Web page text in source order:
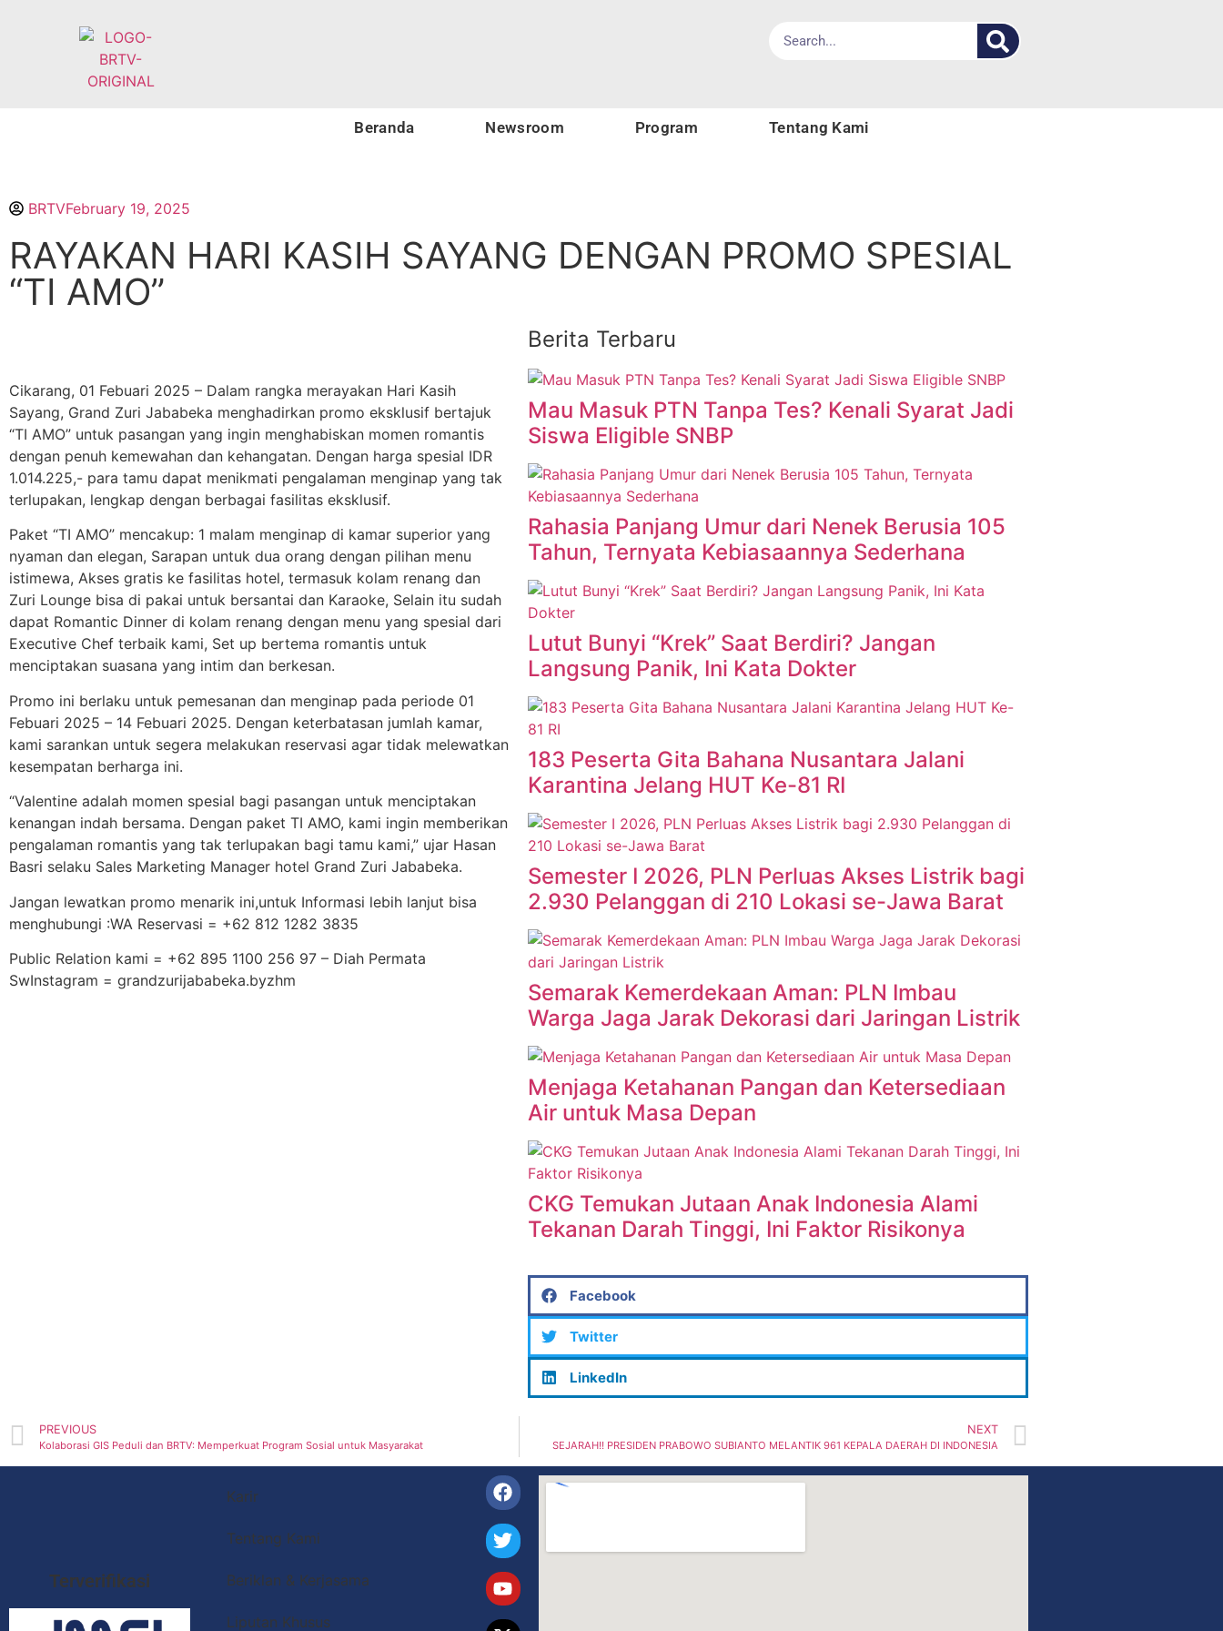
Beranda Newsroom Program Tentang Kami
BRTVFebruary 19, 2025
RAYAKAN HARI KASIH SAYANG DENGAN PROMO SPESIAL
“TI AMO”
Cikarang, 01 Febuari 2025 – Dalam rangka merayakan Hari Kasih
Sayang, Grand Zuri Jababeka menghadirkan promo eksklusif bertajuk
“TI AMO” untuk pasangan yang ingin menghabiskan momen romantis
dengan penuh kemewahan dan kehangatan. Dengan harga spesial IDR
1.014.225,- para tamu dapat menikmati pengalaman menginap yang tak
terlupakan, lengkap dengan berbagai fasilitas eksklusif.
Paket “TI AMO” mencakup: 1 malam menginap di kamar superior yang
nyaman dan elegan, Sarapan untuk dua orang dengan pilihan menu
istimewa, Akses gratis ke fasilitas hotel, termasuk kolam renang dan
Zuri Lounge bisa di pakai untuk bersantai dan Karaoke, Selain itu sudah
dapat Romantic Dinner di kolam renang dengan menu yang spesial dari
Executive Chef terbaik kami, Set up bertema romantis untuk
menciptakan suasana yang intim dan berkesan.
Promo ini berlaku untuk pemesanan dan menginap pada periode 01
Febuari 2025 – 14 Febuari 2025. Dengan keterbatasan jumlah kamar,
kami sarankan untuk segera melakukan reservasi agar tidak melewatkan
kesempatan berharga ini.
“Valentine adalah momen spesial bagi pasangan untuk menciptakan
kenangan indah bersama. Dengan paket TI AMO, kami ingin memberikan
pengalaman romantis yang tak terlupakan bagi tamu kami,” ujar Hasan
Basri selaku Sales Marketing Manager hotel Grand Zuri Jababeka.
Jangan lewatkan promo menarik ini,untuk Informasi lebih lanjut bisa
menghubungi :WA Reservasi = +62 812 1282 3835
Public Relation kami = +62 895 1100 256 97 – Diah Permata
SwInstagram = grandzurijababeka.byzhm
Berita Terbaru
Mau Masuk PTN Tanpa Tes? Kenali Syarat Jadi
Siswa Eligible SNBP
Rahasia Panjang Umur dari Nenek Berusia 105
Tahun, Ternyata Kebiasaannya Sederhana
Lutut Bunyi “Krek” Saat Berdiri? Jangan
Langsung Panik, Ini Kata Dokter
183 Peserta Gita Bahana Nusantara Jalani
Karantina Jelang HUT Ke-81 RI
Semester I 2026, PLN Perluas Akses Listrik bagi
2.930 Pelanggan di 210 Lokasi se-Jawa Barat
Semarak Kemerdekaan Aman: PLN Imbau
Warga Jaga Jarak Dekorasi dari Jaringan Listrik
Menjaga Ketahanan Pangan dan Ketersediaan
Air untuk Masa Depan
CKG Temukan Jutaan Anak Indonesia Alami
Tekanan Darah Tinggi, Ini Faktor Risikonya
Facebook
Twitter
LinkedIn
PREVIOUS
Kolaborasi GIS Peduli dan BRTV: Memperkuat Program Sosial untuk Masyarakat
NEXT
SEJARAH!! PRESIDEN PRABOWO SUBIANTO MELANTIK 961 KEPALA DAERAH DI INDONESIA
Terverifikasi
Karir
Tentang Kami
Beriklan & Kerjasama
Liputan Khusus